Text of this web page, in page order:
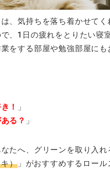
、気持ちを落ち着かせて
、1日の疲れをとりたい寝
をする部屋や勉強部屋にも
！
」
る？ 」
たへ、グリーンを取り入
）」がおすすめするロール